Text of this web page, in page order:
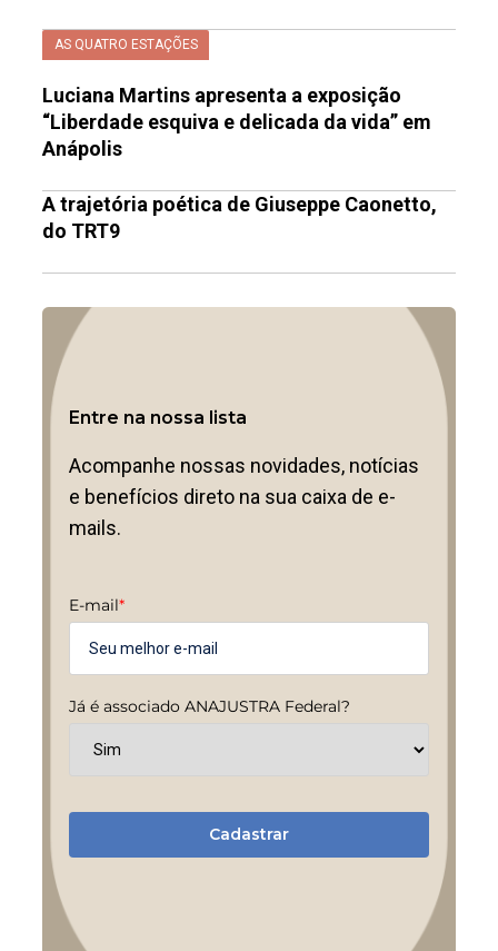
AS QUATRO ESTAÇÕES
Luciana Martins apresenta a exposição
“Liberdade esquiva e delicada da vida” em
Anápolis
A trajetória poética de Giuseppe Caonetto,
do TRT9
Entre na nossa lista
Acompanhe nossas novidades, notícias
e benefícios direto na sua caixa de e-
mails.
E-mail*
Já é associado ANAJUSTRA Federal?
Cadastrar